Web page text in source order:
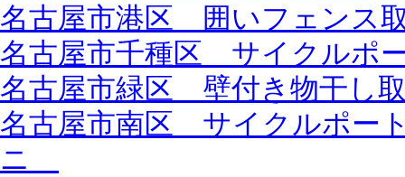
名古屋市港区 囲いフェンス
名古屋市千種区 サイクルポ
名古屋市緑区 壁付き物干し
名古屋市南区 サイクルポー
ニ